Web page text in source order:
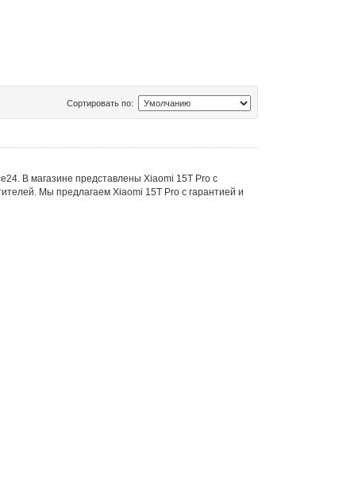
Сортировать по:
В магазине представлены Xiaomi 15T Pro с
Мы предлагаем Xiaomi 15T Pro с гарантией и